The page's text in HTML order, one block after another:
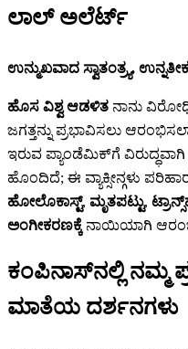
ಲಾಲ್ ಅಲೆರ್ಟ್‌
ಉನ್ಮುಖವಾದ ಸ್ವಾತಂತ್ರ್ಯ,
ಹೊಸ ವಿಶ್ವ ಆಡಳಿತ ನಾನು
ಜಗತ್ತನ್ನು ಪ್ರಭಾವಿಸಲು
ಇರುವ ಪ್ಯಾಂಡೆಮಿಕ್‌ಗೆ ವಿರುದ್ಧವಾಗಿ
ಹೊಂದಿದೆ; ಈ ವ್ಯಾಕ್ಸೀನ್ಗಳು
ಹೋಲೊಕಾಸ್ಟ್‌, ಮೃತಪಟ್ಟು,
ಅಂಗೀಕರಣಕ್ಕೆ ನಾಯಿಯಾಗಿ
ಕಂಪಿನಾಸ್‌ನಲ್ಲಿ ನಮ್ಮ
ಮಾತೆಯ ದರ್ಶನಗಳು